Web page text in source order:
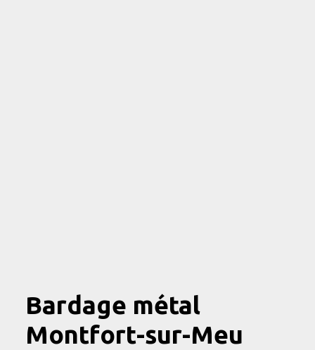
Bardage métal
Montfort-sur-Meu